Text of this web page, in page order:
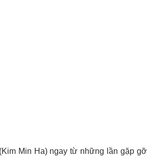
Min Ha) ngay từ những lần gặp gỡ